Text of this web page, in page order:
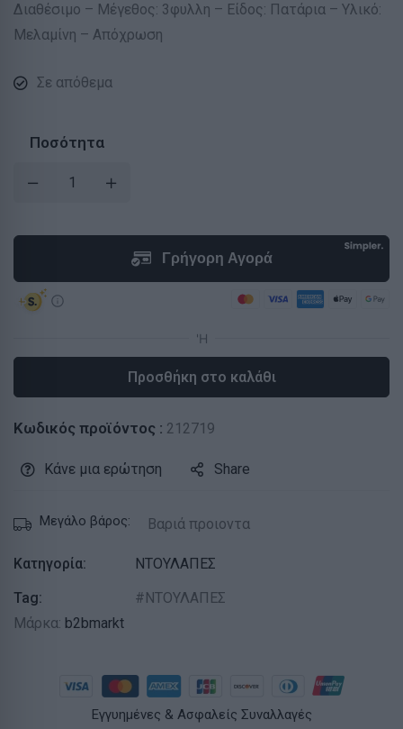
Διαθέσιμο – Μέγεθος: 3φυλλη – Είδος: Πατάρια – Υλικό:
Μελαμίνη – Απόχρωση
Σε απόθεμα
Ποσότητα
Προσθήκη στο καλάθι
Κωδικός προϊόντος : 212719
Κάνε μια ερώτηση Share
Μεγάλο βάρος: Βαριά προιοντα
Κατηγορία:
ΝΤΟΥΛΑΠΕΣ
Tag:
ΝΤΟΥΛΑΠΕΣ
Μάρκα: b2bmarkt
Εγγυημένες & Ασφαλείς Συναλλαγές